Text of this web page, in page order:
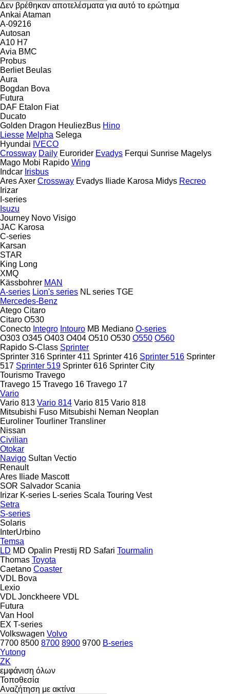
Δεν βρέθηκαν αποτελέσματα για αυτό το ερώτημα
Ankai Ataman
A-09216
Autosan
A10 H7
Avia BMC
Probus
Berliet Beulas
Aura
Bogdan Bova
Futura
DAF Etalon Fiat
Ducato
Golden Dragon HeuliezBus Hino
Liesse Melpha Selega
Hyundai IVECO
Crossway Daily Eurorider Evadys Ferqui Sunrise Magelys
Mago Mobi Rapido Wing
Indcar Irisbus
AresAxer Crossway Evadys Iliade Karosa Midys Recreo
Irizar
I-series
Isuzu
Journey Novo Visigo
JAC Karosa
C-series
Karsan
STAR
King Long
XMQ
Kässbohrer MAN
A-series Lion's series NL series TGE
Mercedes-Benz
Atego Citaro
Citaro O530
Conecto Integro Intouro MB Mediano O-series
O303 O345 O403 O404 O510 O530 O550 O560
Rapido S-Class Sprinter
Sprinter 316 Sprinter 411 Sprinter 416 Sprinter 516 Sprinter
517 Sprinter 519 Sprinter 616 Sprinter City
Tourismo Travego
Travego 15 Travego 16 Travego 17
Vario
Vario 813 Vario 814 Vario 815 Vario 818
Mitsubishi Fuso Mitsubishi Neman Neoplan
Euroliner Tourliner Transliner
Nissan
Civilian
Otokar
Navigo Sultan Vectio
Renault
Ares
Iliade Mascott
SOR Salvador Scania
Irizar K-series L-series Scala Touring Vest
Setra
S-series
Solaris
InterUrbino
Temsa
LD MD Opalin Prestij RD Safari Tourmalin
Thomas Toyota
Caetano Coaster
VDL Bova
Lexio
VDL Jonckheere VDL
Futura
Van Hool
EX T-series
Volkswagen Volvo
7700 8500 8700 8900 9700 B-series
Yutong
ZK
εμφάνιση όλων
Τοποθεσία
Αναζήτηση με ακτίνα